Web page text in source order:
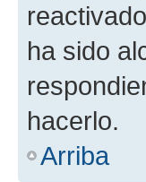
ha sido
hacerlo.
Arriba